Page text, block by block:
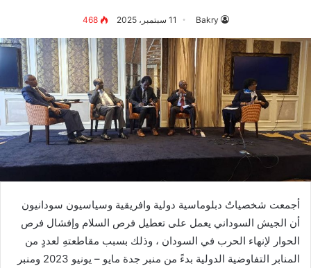
Bakry 11 سبتمبر، 2025 468
أجمعت شخصياتٌ دبلوماسية دولية وافريقية وسياسيون سودانيون
أن الجيش السوداني يعمل على تعطيل فرص السلام وإفشال فرص
الحوار لإنهاء الحرب في السودان ، وذلك بسبب مقاطعتهِ لعددٍ من
المنابر التفاوضية الدولية بدءً من منبر جدة مايو – يونيو 2023 ومنبر